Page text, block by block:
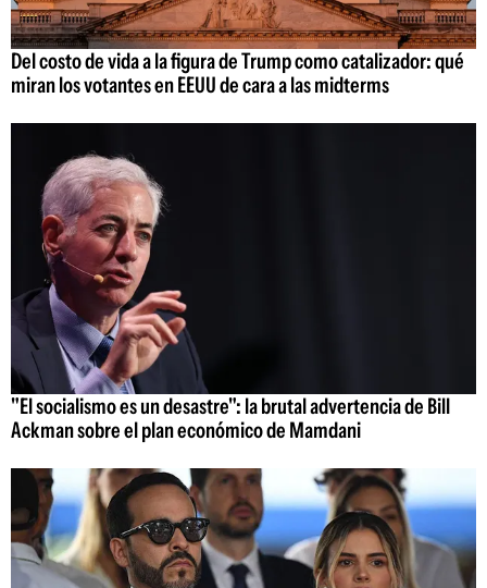
Del costo de vida a la figura de Trump como catalizador: qué
miran los votantes en EEUU de cara a las midterms
"El socialismo es un desastre": la brutal advertencia de Bill
Ackman sobre el plan económico de Mamdani